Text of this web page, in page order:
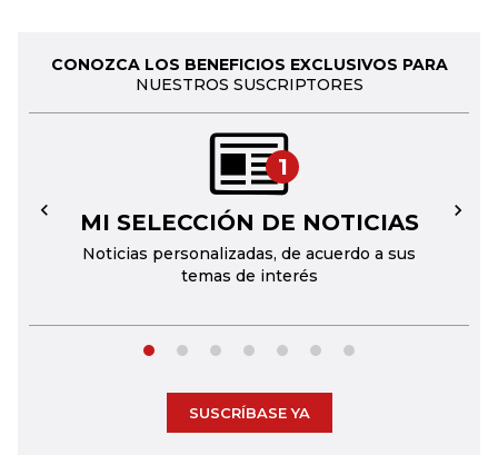
CONOZCA LOS BENEFICIOS EXCLUSIVOS PARA
NUESTROS SUSCRIPTORES
1
MI SELECCIÓN DE NOTICIAS
Noticias personalizadas, de acuerdo a sus
temas de interés
← →
SUSCRÍBASE YA